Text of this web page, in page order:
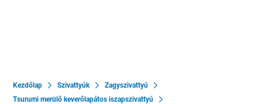
Kezdőlap Szivattyúk
Zagyszivattyú
Tsurumi merülő keverőlapátos iszapszivattyú